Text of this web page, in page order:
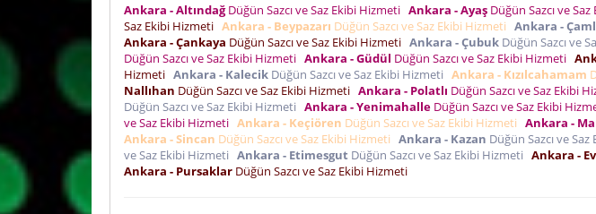
Ankara - AltındağDüğün Sazcı ve Saz Ekibi Hizmeti Ankara - Ayaş Düğün Sazcı ve
Saz Ekibi Hizmeti Ankara - Beypazarı Düğün Sazcı ve Saz Ekibi Hizmeti Ankara -
Ankara - Çankaya Düğün Sazcı ve Saz Ekibi Hizmeti Ankara - Çubuk Düğün Sazcı ve
Düğün Sazcı ve Saz Ekibi Hizmeti Ankara - Güdül Düğün Sazcı ve Saz Ekibi Hizmeti
Hizmeti Ankara - Kalecik Düğün Sazcı ve Saz Ekibi Hizmeti Ankara - Kızılcahamam
Nallıhan Düğün Sazcı ve Saz Ekibi Hizmeti Ankara - Polatlı Düğün Sazcı ve Saz Ekibi
Düğün Sazcı ve Saz Ekibi Hizmeti Ankara - Yenimahalle Düğün Sazcı ve Saz Ekibi
ve Saz Ekibi Hizmeti Ankara - Keçiören Düğün Sazcı ve Saz Ekibi Hizmeti Ankara -
Ankara - Sincan Düğün Sazcı ve Saz Ekibi Hizmeti Ankara - Kazan Düğün Sazcı ve
ve Saz Ekibi Hizmeti Ankara - Etimesgut Düğün Sazcı ve Saz Ekibi Hizmeti Ankara -
Ankara - Pursaklar Düğün Sazcı ve Saz Ekibi Hizmeti